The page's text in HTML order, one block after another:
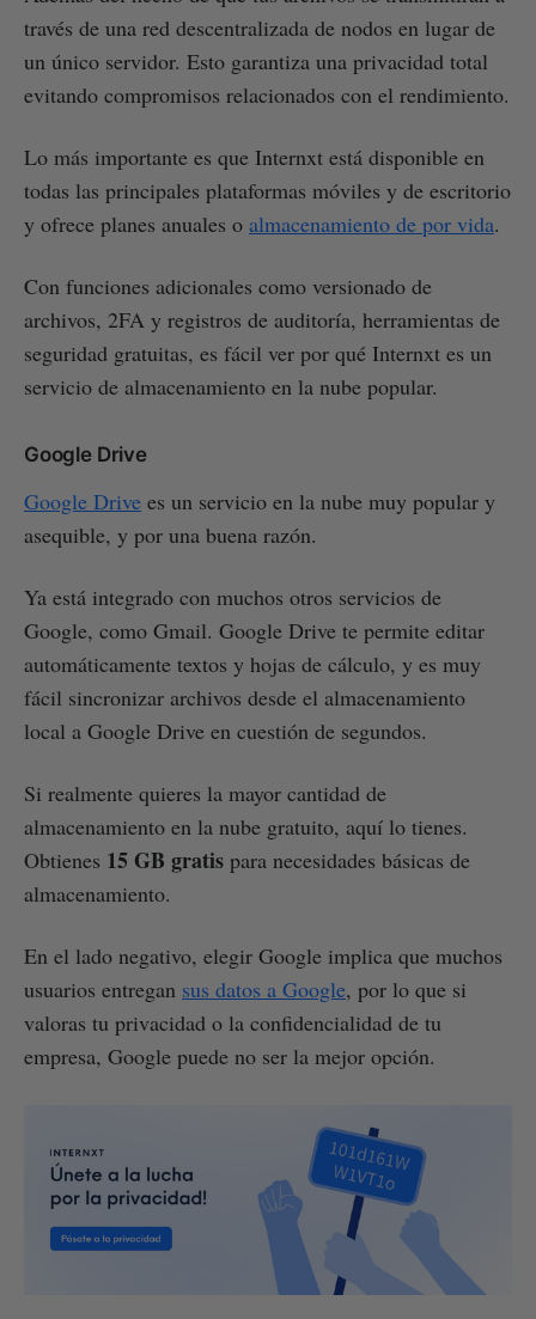
través de una red descentralizada de nodos en lugar de
un único servidor. Esto garantiza una privacidad total
evitando compromisos relacionados con el rendimiento.
Lo más importante es que Internxt está disponible en
todas las principales plataformas móviles y de escritorio
y ofrece planes anuales o almacenamiento de por vida.
Con funciones adicionales como versionado de
archivos, 2FA y registros de auditoría, herramientas de
seguridad gratuitas, es fácil ver por qué Internxt es un
servicio de almacenamiento en la nube popular.
Google Drive
Google Drive es un servicio en la nube muy popular y
asequible, y por una buena razón.
Ya está integrado con muchos otros servicios de
Google, como Gmail. Google Drive te permite editar
automáticamente textos y hojas de cálculo, y es muy
fácil sincronizar archivos desde el almacenamiento
local a Google Drive en cuestión de segundos.
Si realmente quieres la mayor cantidad de
almacenamiento en la nube gratuito, aquí lo tienes.
Obtienes 15 GB gratis para necesidades básicas de
almacenamiento.
En el lado negativo, elegir Google implica que muchos
usuarios entregan sus datos a Google, por lo que si
valoras tu privacidad o la confidencialidad de tu
empresa, Google puede no ser la mejor opción.